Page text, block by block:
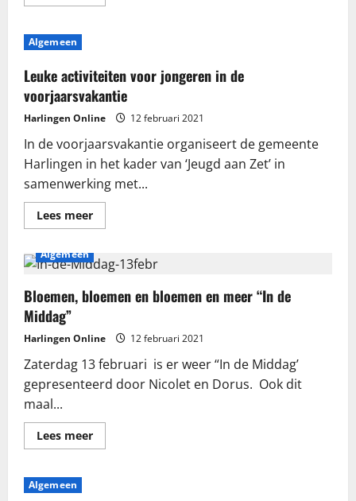
meer
vanwege
ijzel
maandagochtend
Algemeen
Leuke activiteiten voor jongeren in de
voorjaarsvakantie
Harlingen Online 12 februari 2021
In de voorjaarsvakantie organiseert de gemeente
Harlingen in het kader van ‘Jeugd aan Zet’ in
samenwerking met...
Lees meerLees
meer
activiteiten
voor
in
de
Algemeen
Bloemen, bloemen en bloemen en meer “In de
Middag”
Harlingen Online 12 februari 2021
Zaterdag 13 februari is er weer “In de Middag’
gepresenteerd door Nicolet en Dorus. Ook dit
maal...
Lees meerLees
meer
Algemeen